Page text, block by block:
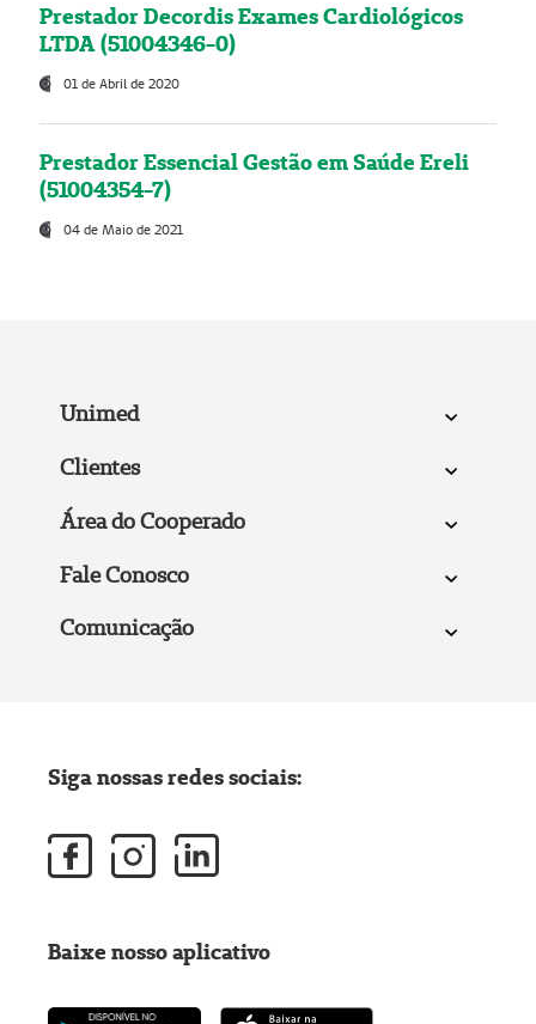
Prestador Decordis Exames Cardiológicos
LTDA (51004346-0)
01 de Abril de 2020
Prestador Essencial Gestão em Saúde Ereli
(51004354-7)
04 de Maio de 2021
Unimed
Clientes
Área do Cooperado
Fale Conosco
Comunicação
Siga nossas redes sociais:
Baixe nosso aplicativo